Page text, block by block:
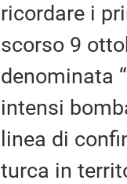
ricordare i
scorso 9
denominata
intensi
linea di
turca in